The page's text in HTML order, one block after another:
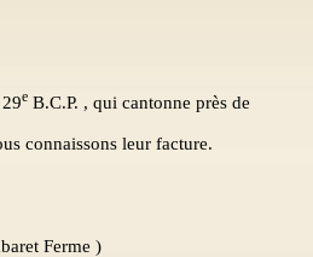
e B.C.P. , qui cantonne près de
connaissons leur facture.
Ferme )